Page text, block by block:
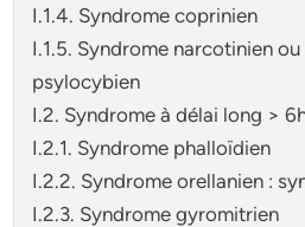
I.1.4. Syndrome coprinien
I.1.5. Syndrome narcotinien
psylocybien
I.2. Syndrome à délai long >
I.2.1. Syndrome phalloïdien
I.2.2. Syndrome orellanien :
I.2.3. Syndrome gyromitrien